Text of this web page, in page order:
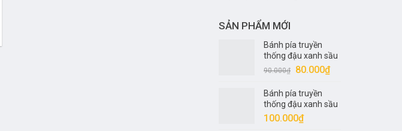
SẢN PHẨM MỚI
Bánh pía truyền
thống đậu xanh sầu
riêng nửa trứng 1
sao Tân Huê Viên
320gr
90.000₫
Giá
là:
90.000₫.
80.000₫Giá
là:
Bánh pía truyền
thống đậu xanh sầu
riêng 1 trứng 2 sao
Tân Huê Viên 400gr
100.000₫